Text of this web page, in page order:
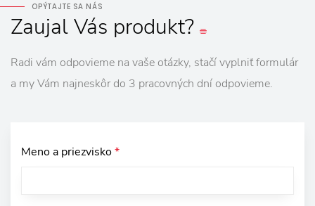
OPÝTAJTE SA NÁS
ZaujalVás produkt?
Radi vám odpovieme na vaše otázky, stačí vyplniť formulár
a my Vám najneskôr do 3 pracovných dní odpovieme.
Meno a priezvisko*